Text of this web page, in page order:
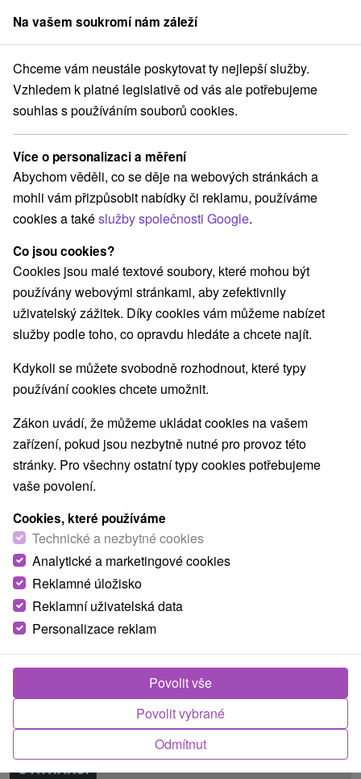
člen skupinySorger
Žilinský kraj Liptovský Ján Túra na Poludnicu z Liptovského Jána
Túra na Poludnicu z Liptovského
Jána
Navigovat do místa
Google recenze
GPS:
N +49° 1' 15.5''
E +19° 37' 54.14''
Turistický region
Nízke Tatry, Liptov, v Tatrách, Severné Slovensko, Žilinský
kraj, Liptovská Mara
Našli jste chybu nebo nám chcete doporučit novou atrakci
O ATRAKCI
Na vašem soukromí nám záleží
Chceme vám neustále poskytovat ty nejlepší služby.
Vzhledem k platné legislativě od vás ale potřebujeme
souhlas s používáním souborů cookies.
Více o personalizaci a měření
Abychom věděli, co se děje na webových stránkách a
mohli vám přizpůsobit nabídky či reklamu, používáme
cookies a takéslužby společnosti Google.
Co jsou cookies?
Cookies jsou malé textové soubory, které mohou být
používány webovými stránkami, aby zefektivnily
uživatelský zážitek. Díky cookies vám můžeme nabízet
služby podle toho, co opravdu hledáte a chcete najít.
Kdykoli se můžete svobodně rozhodnout, které typy
používání cookies chcete umožnit.
Zákon uvádí, že můžeme ukládat cookies na vašem
zařízení, pokud jsou nezbytně nutné pro provoz této
stránky. Pro všechny ostatní typy cookies potřebujeme
vaše povolení.
Cookies, které používáme
Technické a nezbytné cookies
Analytické a marketingové cookies
Reklamné úložisko
Reklamní uživatelská data
Personalizace reklam
Odmítnut
Povolit vybrané
Povolit vše